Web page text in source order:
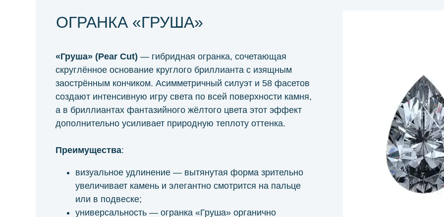
«Груша» (Pear Cut) — гибридная огранка, сочетающая
скруглённое основание круглого бриллианта с изящным
заострённым кончиком. Асимметричный силуэт и 58 фасетов
создают интенсивную игру света по всей поверхности камня,
а в бриллиантах фантазийного жёлтого цвета этот эффект
дополнительно усиливает природную теплоту оттенка.
Преимущества:
визуальное удлинение — вытянутая форма зрительно
увеличивает камень и элегантно смотрится на пальце
или в подвеске;
универсальность — огранка «Груша» органично
ОГРАНКА «ГРУША»